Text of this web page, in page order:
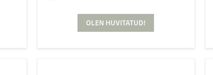
OLEN HUVITATUD!